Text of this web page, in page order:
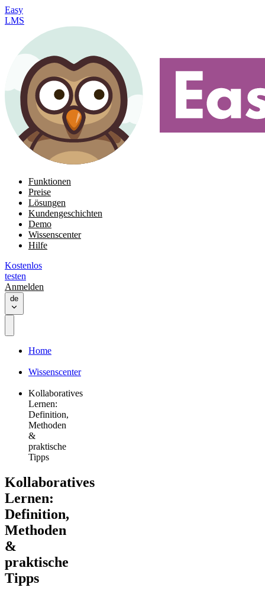
Easy
LMS
Funktionen
Preise
Lösungen
Kundengeschichten
Demo
Wissenscenter
Hilfe
Kostenlos
testen
Anmelden
de
Home
Wissenscenter
Kollaboratives
Lernen:
Definition,
Methoden
&
praktische
Tipps
Kollaboratives
Lernen:
Definition,
Methoden
&
praktische
Tipps